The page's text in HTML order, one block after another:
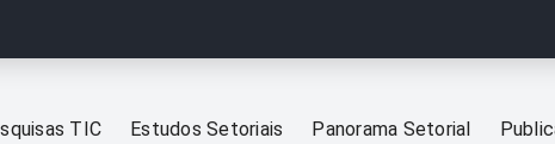
TIC Estudos Setoriais Panorama Setorial